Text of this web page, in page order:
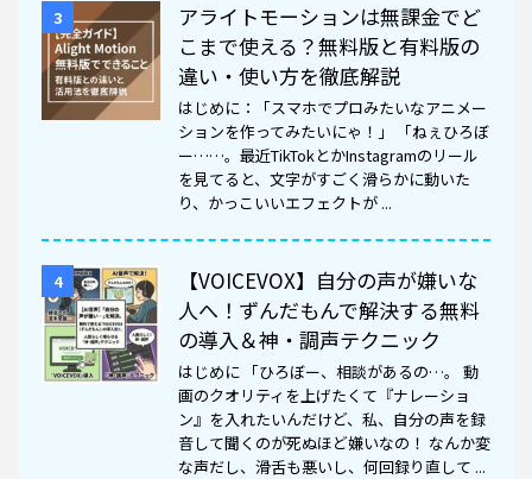
3
アライトモーションは無課金でど
こまで使える？無料版と有料版の
違い・使い方を徹底解説
はじめに：「スマホでプロみたいなアニメー
ションを作ってみたいにゃ！」 「ねぇひろぼ
ー……。最近TikTokとかInstagramのリール
を見てると、文字がすごく滑らかに動いた
り、かっこいいエフェクトが ...
4
【VOICEVOX】自分の声が嫌いな
人へ！ずんだもんで解決する無料
の導入＆神・調声テクニック
はじめに 「ひろぼー、相談があるの…。 動
画のクオリティを上げたくて『ナレーショ
ン』を入れたいんだけど、私、自分の声を録
音して聞くのが死ぬほど嫌いなの！ なんか変
な声だし、滑舌も悪いし、何回録り直して ...